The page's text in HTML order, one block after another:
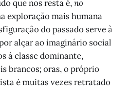
que nos resta é,no
exploração mais humana
do passado serve à
alçar ao imaginário social
à classe dominante,
brancos; oras, o próprio
é muitas vezes retratado